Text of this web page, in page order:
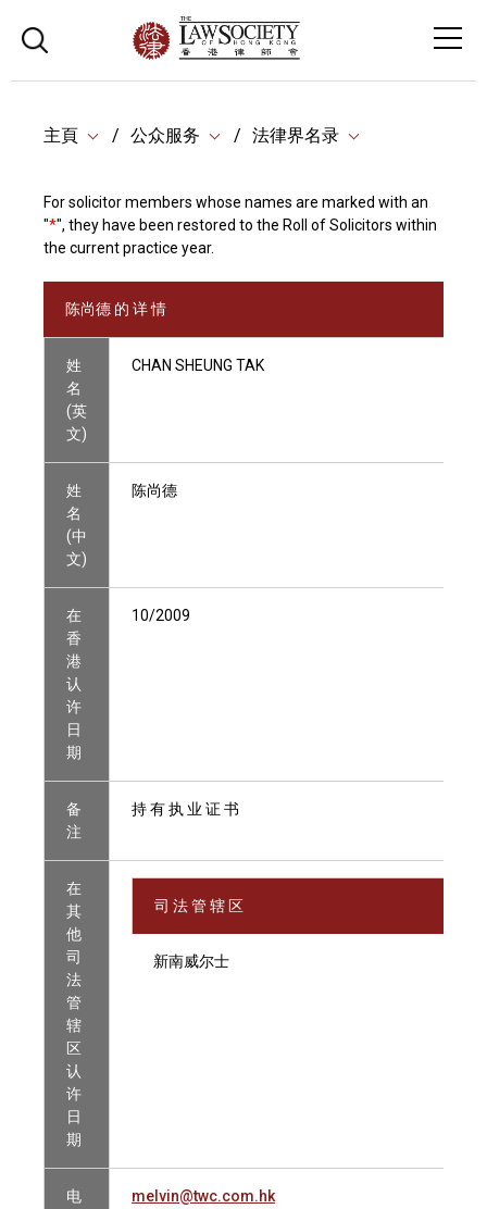
主頁 公众服务 法律界名录
For solicitor members whose names are marked with an
"*", they have been restored to the Roll of Solicitors within
the current practice year.
陈尚德 的 详 情
姓
名
(英
文)
CHAN SHEUNG TAK
姓
名
(中
文)
陈尚德
在
香
港
认
许
日
期
10/2009
备
注
持 有 执 业 证 书
在
其
他
司
法
管
辖
区
认
许
日
期
司 法 管 辖 区
新南威尔士
电
melvin@twc.com.hk